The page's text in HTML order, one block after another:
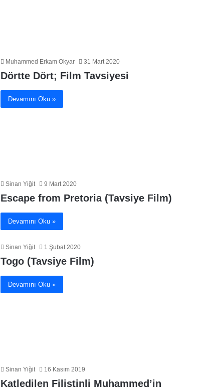
Muhammed Erkam Okyar 31 Mart 2020
Dörtte Dört; Film Tavsiyesi
Devamını Oku »
Sinan Yiğit 9 Mart 2020
Escape from Pretoria (Tavsiye Film)
Devamını Oku »
Sinan Yiğit 1 Şubat 2020
Togo (Tavsiye Film)
Devamını Oku »
Sinan Yiğit 16 Kasım 2019
Katledilen Filistinli Muhammed’in